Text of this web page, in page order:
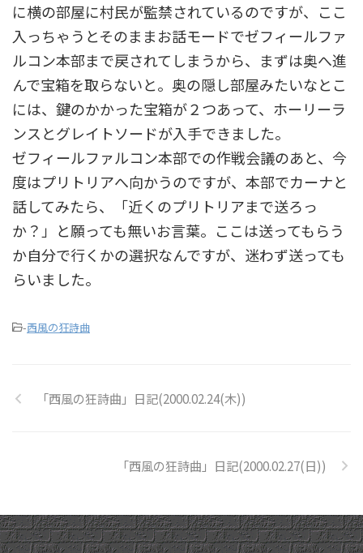
に横の部屋に村民が監禁されているのですが、ここ
入っちゃうとそのままお話モードでゼフィールファ
ルコン本部まで戻されてしまうから、まずは奥へ進
んで宝箱を取らないと。奥の隠し部屋みたいなとこ
には、鍵のかかった宝箱が２つあって、ホーリーラ
ンスとグレイトソードが入手できました。
ゼフィールファルコン本部での作戦会議のあと、今
度はプリトリアへ向かうのですが、本部でカーナと
話してみたら、「近くのプリトリアまで送ろっ
か？」と願っても無いお言葉。ここは送ってもらう
か自分で行くかの選択なんですが、迷わず送っても
らいました。
-西風の狂詩曲
「西風の狂詩曲」日記(2000.02.24(木))
「西風の狂詩曲」日記(2000.02.27(日))